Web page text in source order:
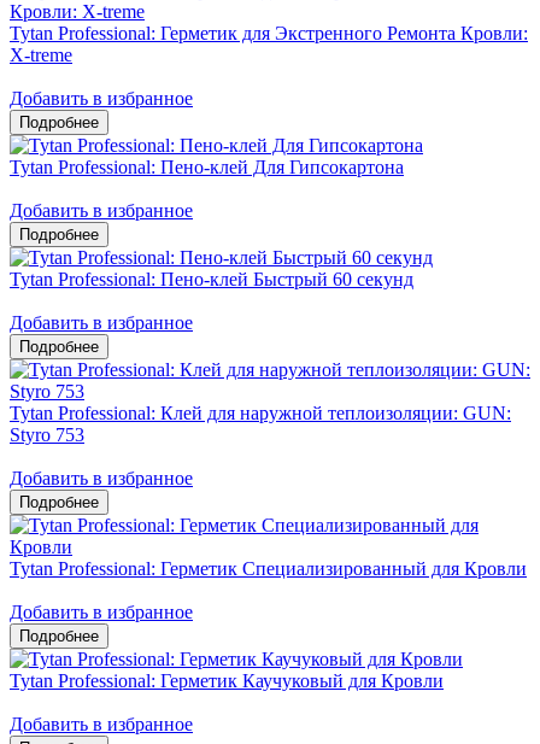
Tytan Professional: Герметик для Экстренного Ремонта Кровли:
X-treme
Добавить в избранное
Tytan Professional: Пено-клей Для Гипсокартона
Добавить в избранное
Tytan Professional: Пено-клей Быстрый 60 секунд
Добавить в избранное
Tytan Professional: Клей для наружной теплоизоляции: GUN:
Styro 753
Добавить в избранное
Tytan Professional: Герметик Специализированный для Кровли
Добавить в избранное
Tytan Professional: Герметик Каучуковый для Кровли
Добавить в избранное